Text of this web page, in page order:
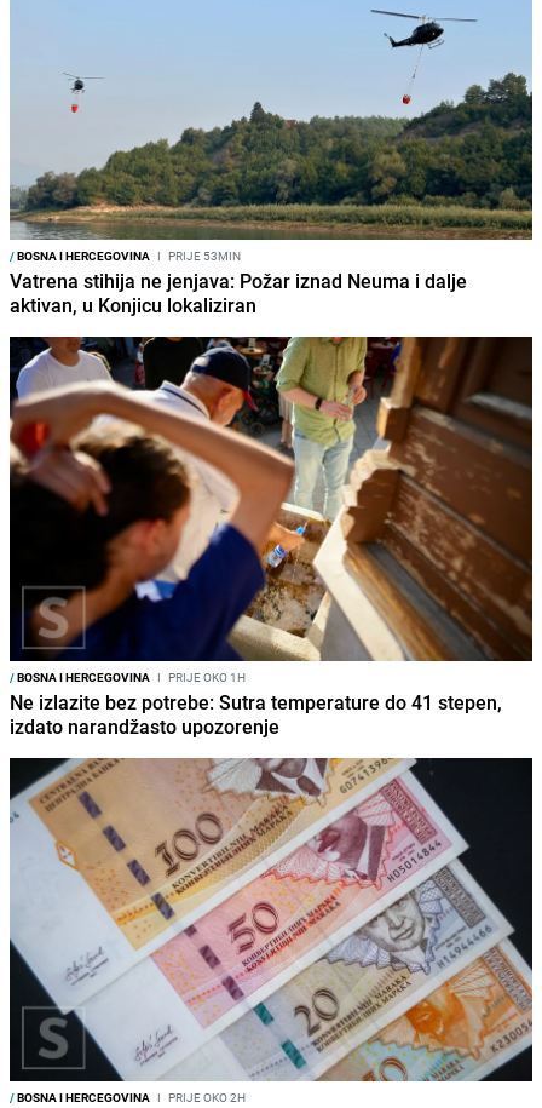
/BOSNA I HERCEGOVINA I PRIJE 53MIN
Vatrena stihija ne jenjava: Požar iznad Neuma i dalje
aktivan, u Konjicu lokaliziran
/BOSNA I HERCEGOVINA I PRIJE OKO 1H
Ne izlazite bez potrebe: Sutra temperature do 41 stepen,
izdato narandžasto upozorenje
/BOSNA I HERCEGOVINA I PRIJE OKO 2H